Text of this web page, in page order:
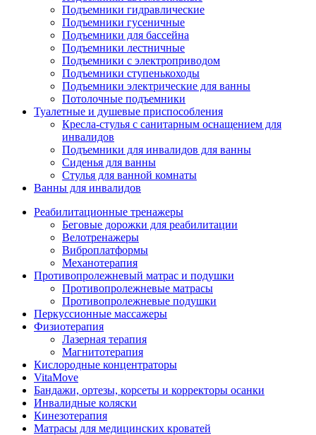
Подъемники гидравлические
Подъемники гусеничные
Подъемники для бассейна
Подъемники лестничные
Подъемники с электроприводом
Подъемники ступенькоходы
Подъемники электрические для ванны
Потолочные подъемники
Туалетные и душевые приспособления
Кресла-стулья с санитарным оснащением для
инвалидов
Подъемники для инвалидов для ванны
Сиденья для ванны
Стулья для ванной комнаты
Ванны для инвалидов
Реабилитационные тренажеры
Беговые дорожки для реабилитации
Велотренажеры
Виброплатформы
Механотерапия
Противопролежневый матрас и подушки
Противопролежневые матрасы
Противопролежневые подушки
Перкуссионные массажеры
Физиотерапия
Лазерная терапия
Магнитотерапия
Кислородные концентраторы
VitaMove
Бандажи, ортезы, корсеты и корректоры осанки
Инвалидные коляски
Кинезотерапия
Матрасы для медицинских кроватей